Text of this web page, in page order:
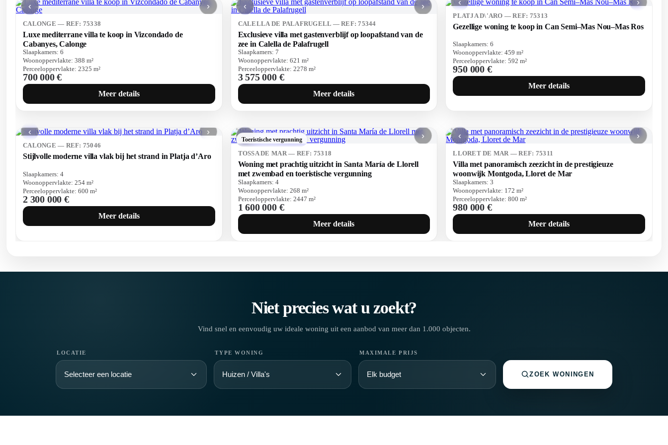
‹ ›
CALONGE — REF: 75338
Luxe mediterrane villa te koop in Vizcondado de
Cabanyes, Calonge
Slaapkamers: 6
Woonoppervlakte: 388 m²
Perceeloppervlakte: 2325 m²
700 000 €
Meer details
‹ ›
CALELLA DE PALAFRUGELL — REF: 75344
Exclusieve villa met gastenverblijf op loopafstand van de
zee in Calella de Palafrugell
Slaapkamers: 7
Woonoppervlakte: 621 m²
Perceeloppervlakte: 2278 m²
3 575 000 €
Meer details
PLATJA D\'ARO — REF: 75313
Gezellige woning te koop in Can Semi–Mas Nou–Mas Ros
Slaapkamers:6
Woonoppervlakte:459 m²
Perceeloppervlakte:592 m²
950 000 €
Meer details
‹ ›
CALONGE — REF: 75046
Stijlvolle moderne villa vlak bij het strand in Platja d’Aro
Slaapkamers: 4
Woonoppervlakte: 254 m²
Perceeloppervlakte: 600 m²
2 300 000 €
Meer details
Toeristische vergunning
‹ ›
TOSSA DE MAR — REF: 75318
Woning met prachtig uitzicht in Santa María de Llorell
met zwembad en toeristische vergunning
Slaapkamers: 4
Woonoppervlakte: 268 m²
Perceeloppervlakte: 2447 m²
1 600 000 €
Meer details
‹ ›
LLORET DE MAR — REF: 75311
Villa met panoramisch zeezicht in de prestigieuze
woonwijk Montgoda, Lloret de Mar
Slaapkamers:3
Woonoppervlakte: 172 m²
Perceeloppervlakte:800 m²
980 000 €
Meer details
Niet precies wat u zoekt?
Vind snel en eenvoudig uw ideale woning uit een aanbod van meer dan 1.000 objecten.
LOCATIE TYPE WONING MAXIMALE PRIJS
ZOEK WONINGEN